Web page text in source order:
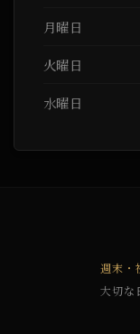
月曜日
火曜日
水曜日
週末・
大切な